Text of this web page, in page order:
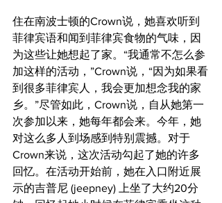
住在南波士顿的Crown说，她喜欢听到
菲律宾语和闻到菲律宾食物的气味，因
为这些让她想起了家。“我通常不怎么参
加这样的活动，”Crown说，“因为如果看
到很多菲律宾人，我会更加想念我的家
乡。”尽管如此，Crown说，自从她第一
次参加以来，她每年都会来。今年，她
对这么多人到场感到特别震撼。对于
Crown来说，这次活动勾起了她的许多
回忆。在活动开始前，她在入口附近展
示的吉普尼 (jeepney) 上坐了大约20分